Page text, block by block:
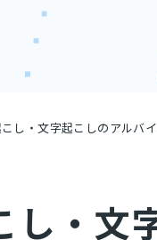
し・文字起こしのアルバ
し・文